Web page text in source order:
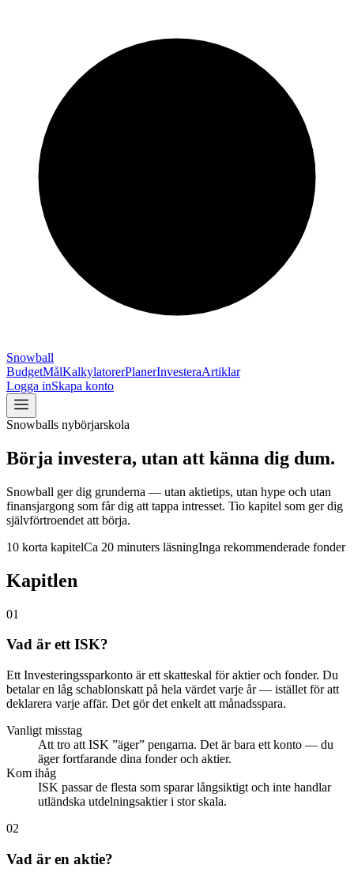
Snowball
BudgetMålKalkylatorerPlanerInvesteraArtiklar
Logga inSkapa konto
Snowballs nybörjarskola
Börja investera, utan att känna dig dum.
Snowball ger dig grunderna — utan aktietips, utan hype och utan
finansjargong som får dig att tappa intresset. Tio kapitel som ger dig
självförtroendet att börja.
10 korta kapitelCa 20 minuters läsningInga rekommenderade fonder
Kapitlen
01
Vad är ett ISK?
Ett Investeringssparkonto är ett skatteskal för aktier och fonder. Du
betalar en låg schablonskatt på hela värdet varje år — istället för att
deklarera varje affär. Det gör det enkelt att månadsspara.
Vanligt misstag
Att tro att ISK ”äger” pengarna. Det är bara ett konto — du
äger fortfarande dina fonder och aktier.
Kom ihåg
ISK passar de flesta som sparar långsiktigt och inte handlar
utländska utdelningsaktier i stor skala.
02
Vad är en aktie?